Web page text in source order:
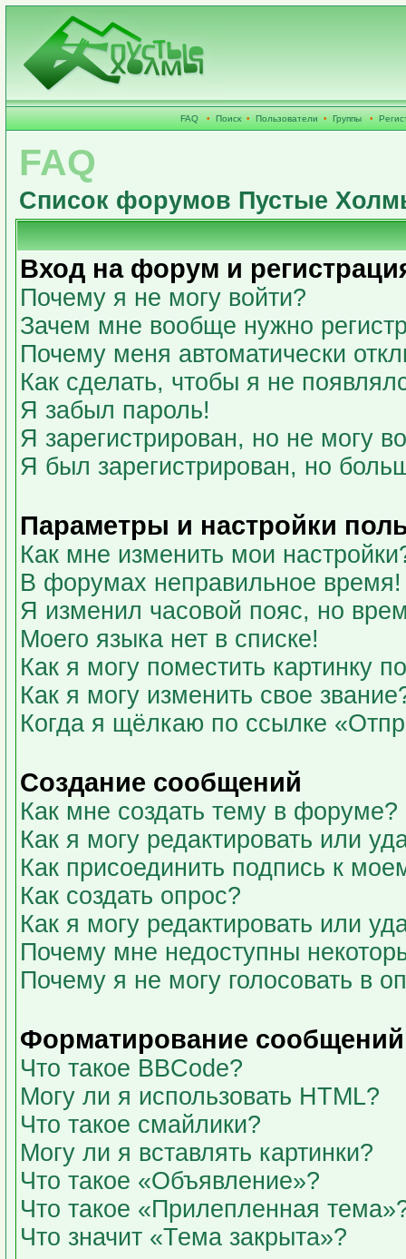
FAQ • Поиск • Пользователи • Группы •
FAQ
Список форумов Пустые
Вход на форум и
Почему я не могу войти?
Зачем мне вообще нужно
Почему меня автоматически
Как сделать, чтобы я не
Я забыл пароль!
Я зарегистрирован, но не могу
Я был зарегистрирован, но
Параметры и настройки
Как мне изменить мои
В форумах неправильное время!
Я изменил часовой пояс, но
Моего языка нет в списке!
Как я могу поместить картинку
Как я могу изменить свое
Когда я щёлкаю по ссылке
Создание сообщений
Как мне создать тему в форуме?
Как я могу редактировать или
Как присоединить подпись к
Как создать опрос?
Как я могу редактировать или
Почему мне недоступны
Почему я не могу голосовать в
Форматирование
Что такое BBCode?
Могу ли я использовать HTML?
Что такое смайлики?
Могу ли я вставлять картинки?
Что такое «Объявление»?
Что такое «Прилепленная
Что значит «Тема закрыта»?